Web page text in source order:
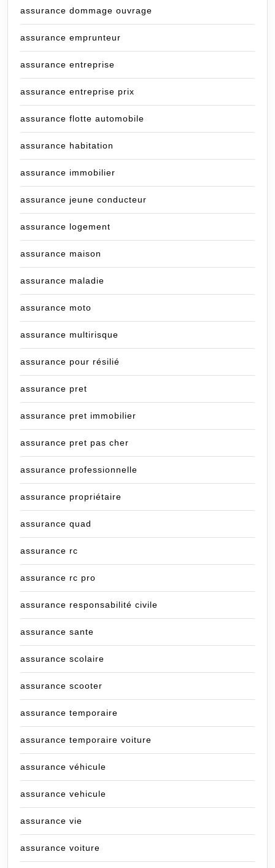
assurance dommage ouvrage
assurance emprunteur
assurance entreprise
assurance entreprise prix
assurance flotte automobile
assurance habitation
assurance immobilier
assurance jeune conducteur
assurance logement
assurance maison
assurance maladie
assurance moto
assurance multirisque
assurance pour résilié
assurance pret
assurance pret immobilier
assurance pret pas cher
assurance professionnelle
assurance propriétaire
assurance quad
assurance rc
assurance rc pro
assurance responsabilité civile
assurance sante
assurance scolaire
assurance scooter
assurance temporaire
assurance temporaire voiture
assurance véhicule
assurance vehicule
assurance vie
assurance voiture